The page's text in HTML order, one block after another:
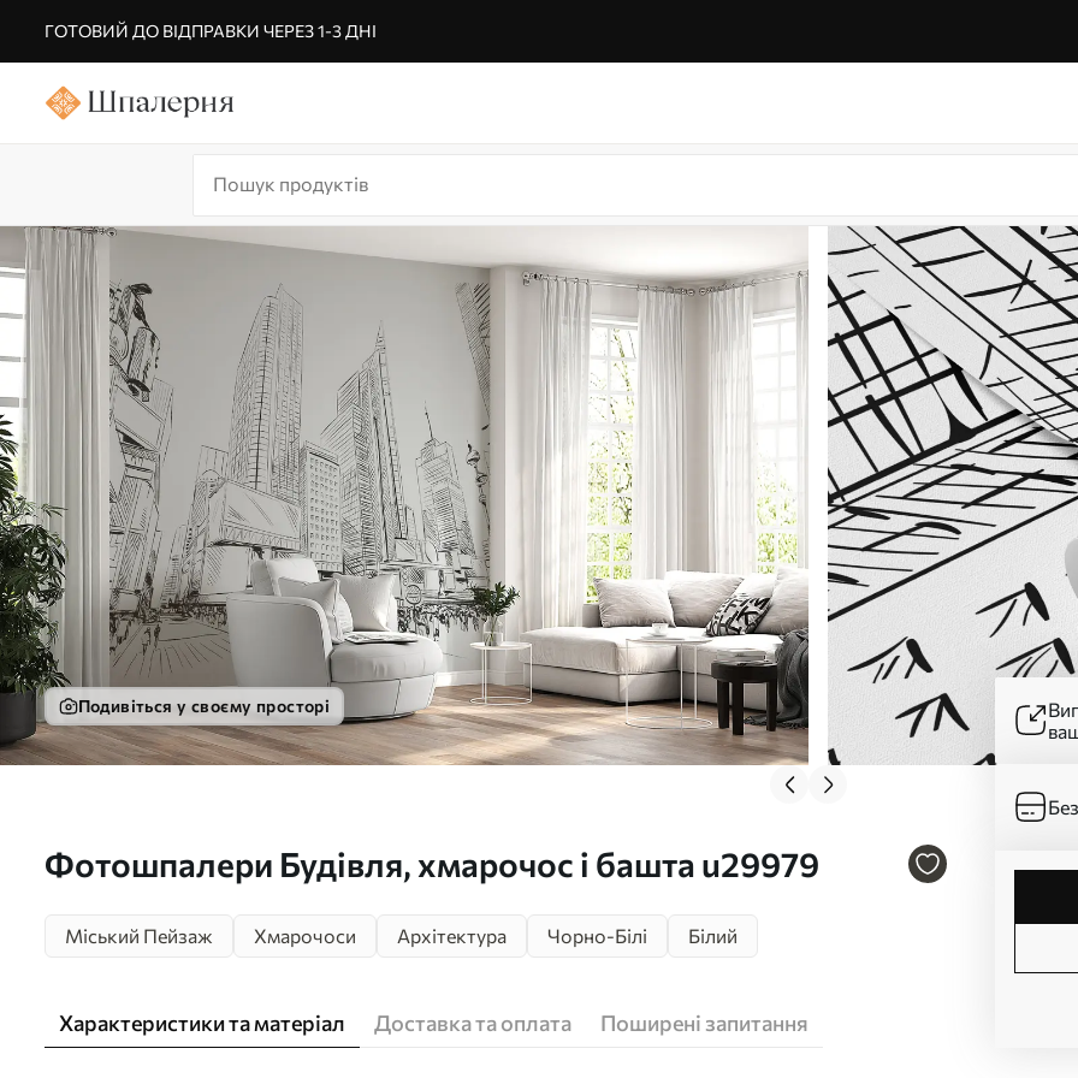
ГОТОВИЙ ДО ВІДПРАВКИ ЧЕРЕЗ 1-3 ДНІ
Подивіться у своєму просторі
Фотошпалери Будівля, хмарочос і башта u29979
Міський Пейзаж Хмарочоси Архітектура Чорно-Білі Білий
Характеристики та матеріал Доставка та оплата Поширені запитання